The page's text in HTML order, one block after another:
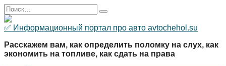
Перейти
к
содержанию
Search
for:
✅ Информационный портал про авто avtochehol.su
Расскажем вам, как определить поломку на слух, как
экономить на топливе, как сдать на права